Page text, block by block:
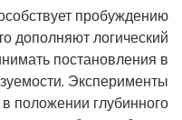
пробуждению
дополняют логический
постановления в
Эксперименты
положении глубинного